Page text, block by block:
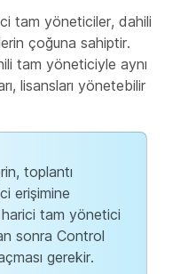
tam yöneticiler, dahili
çoğuna sahiptir.
tam yöneticiyle aynı
lisansları yönetebilir
toplantı
erişimine
tam yönetici
sonra Control
gerekir.